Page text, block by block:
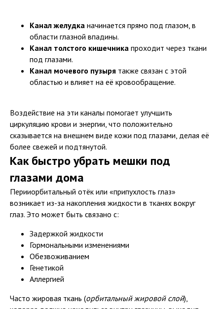
Канал желудка начинается прямо под глазом, в
области глазной впадины.
Канал толстого кишечника проходит через ткани
под глазами.
Канал мочевого пузыря также связан с этой
областью и влияет на её кровообращение.
Воздействие на эти каналы помогает улучшить
циркуляцию крови и энергии, что положительно
сказывается на внешнем виде кожи под глазами, делая её
более свежей и подтянутой.
Как быстро убрать мешки под
глазами дома
Перииорбитальный отёк или «припухлость глаз»
возникает из-за накопления жидкости в тканях вокруг
глаз. Это может быть связано с:
Задержкой жидкости
Гормональными изменениями
Обезвоживанием
Генетикой
Аллергией
Часто жировая ткань (орбитальный жировой слой),